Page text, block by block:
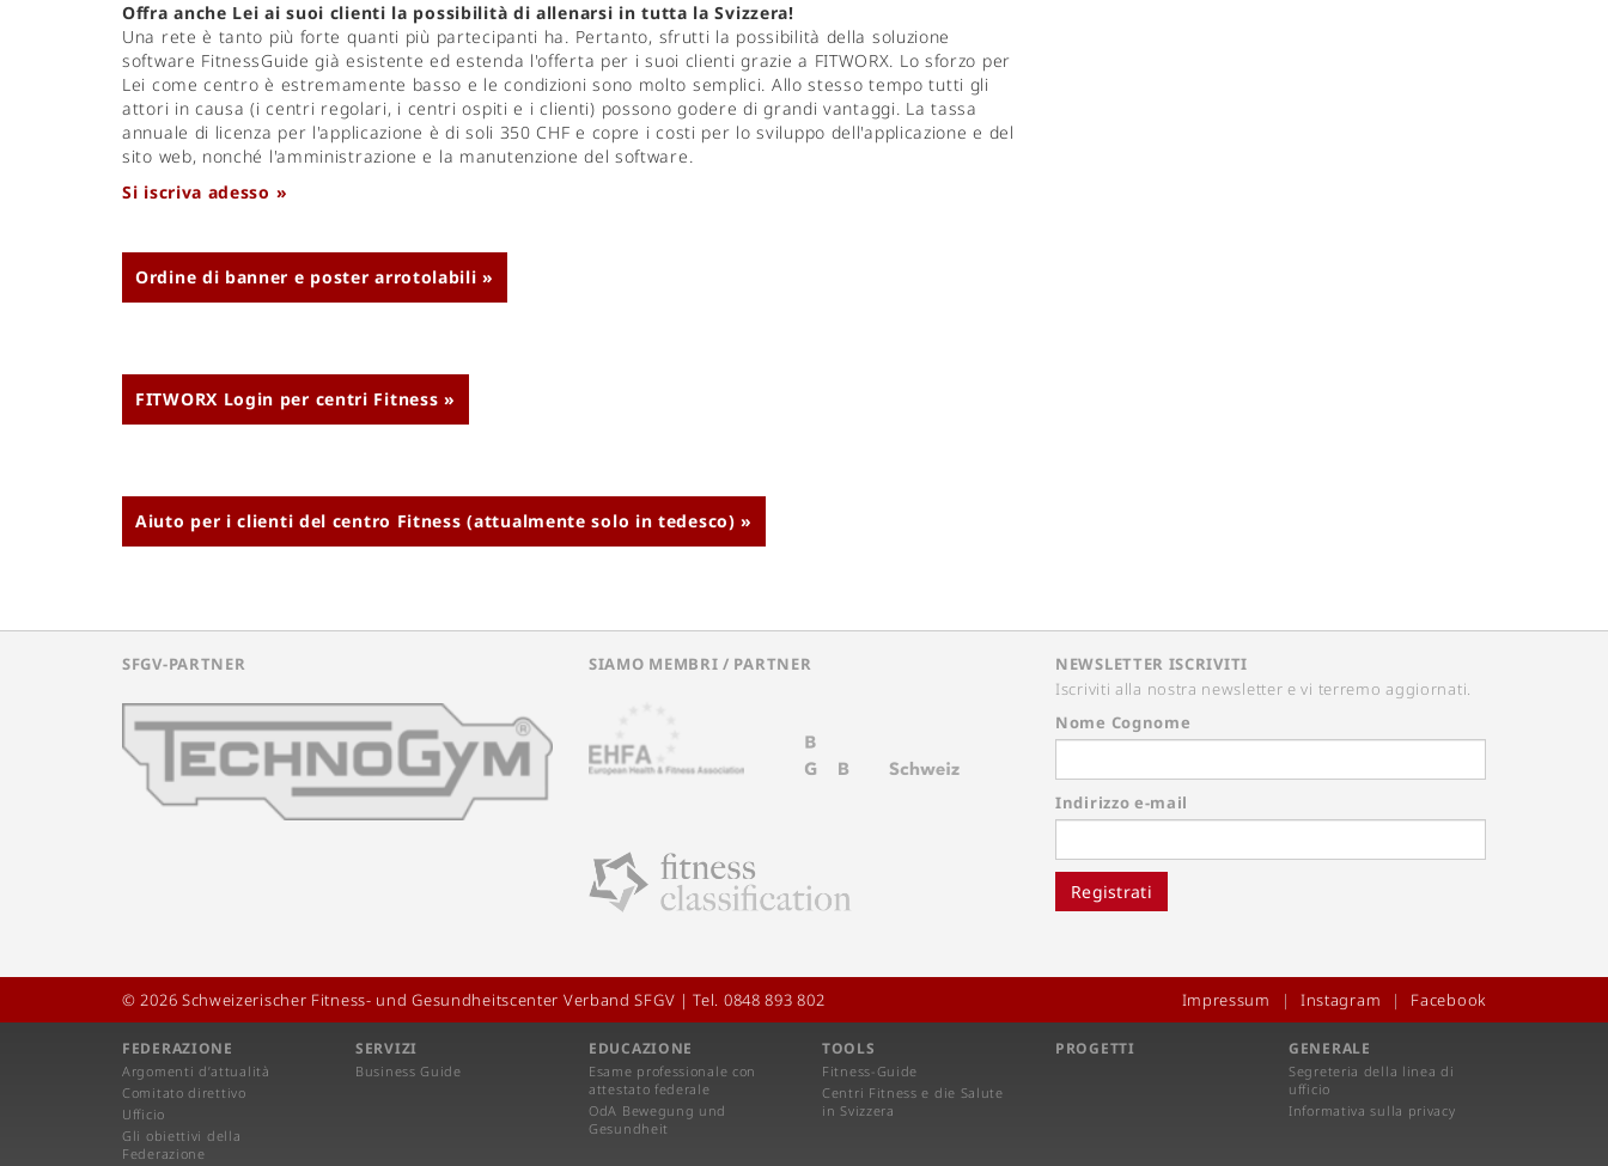
Offra anche Lei ai suoi clienti la possibilità di allenarsi in tutta la Svizzera!
Una rete è tanto più forte quanti più partecipanti ha. Pertanto, sfrutti la possibilità della soluzione
software FitnessGuide già esistente ed estenda l'offerta per i suoi clienti grazie a FITWORX. Lo sforzo per
Lei come centro è estremamente basso e le condizioni sono molto semplici. Allo stesso tempo tutti gli
attori in causa (i centri regolari, i centri ospiti e i clienti) possono godere di grandi vantaggi. La tassa
annuale di licenza per l'applicazione è di soli 350 CHF e copre i costi per lo sviluppo dell'applicazione e del
sito web, nonché l'amministrazione e la manutenzione del software.
Si iscriva adesso »
Ordine di banner e poster arrotolabili »
FITWORX Login per centri Fitness »
Aiuto per i clienti del centro Fitness (attualmente solo in tedesco) »
SFGV-PARTNER SIAMO MEMBRI / PARTNER
NEWSLETTER ISCRIVITI
Iscriviti alla nostra newsletter e vi terremo aggiornati.
Nome Cognome
Indirizzo e-mail
Registrati
© 2026 Schweizerischer Fitness- und Gesundheitscenter Verband SFGV | Tel. 0848 893 802 Impressum Instagram Facebook
FEDERAZIONE
Argomenti d’attualità
Comitato direttivo
Ufficio
Gli obiettivi della
Federazione
SERVIZI
Business Guide
EDUCAZIONE
Esame professionale con
attestato federale
OdA Bewegung und
Gesundheit
TOOLS
Fitness-Guide
Centri Fitness e die Salute
in Svizzera
PROGETTI GENERALE
Segreteria della linea di
ufficio
Informativa sulla privacy